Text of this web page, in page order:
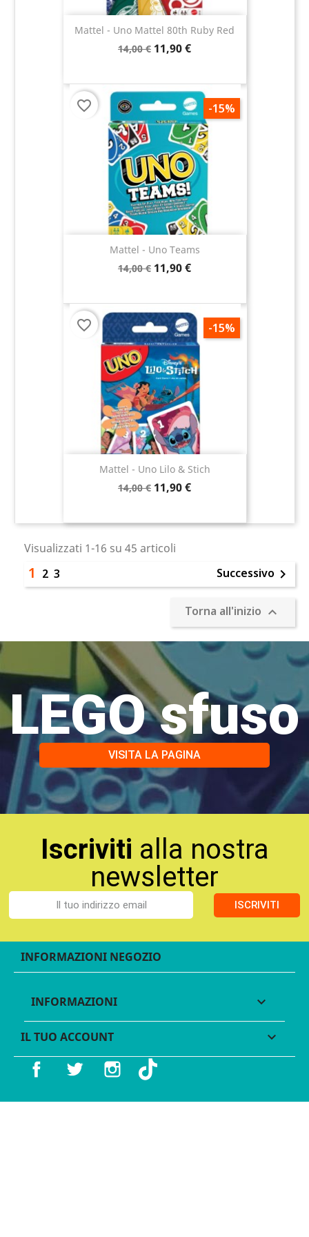
Mattel - Uno Mattel 80th Ruby Red
14,00 € 11,90 €
Mattel - Uno Teams
14,00 € 11,90 €
-15%
favorite_border
Mattel - Uno Lilo & Stich
14,00 € 11,90 €
-15%
favorite_border
Visualizzati 1-16 su 45 articoli
1 2 3 Successivo 
Torna all'inizio 
LEGO sfuso
VISITA LA PAGINA
Iscriviti alla nostra
newsletter
ISCRIVITI
INFORMAZIONI NEGOZIO
INFORMAZIONI 
IL TUO ACCOUNT 
Facebook Twitter Instagram